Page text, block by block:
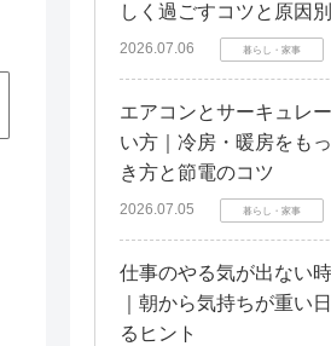
しく過ごすコツと原因
2026.07.06 暮らし・家事
エアコンとサーキュレ
い方｜冷房・暖房をも
き方と節電のコツ
2026.07.05 暮らし・家事
仕事のやる気が出ない
｜朝から気持ちが重い
るヒント